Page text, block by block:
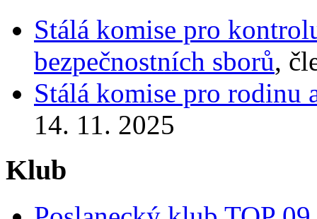
Stálá komise pro
bezpečnostních sborů,
Stálá komise pro rodinu
14. 11. 2025
Klub